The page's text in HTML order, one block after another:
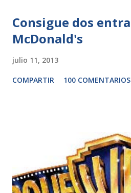
Consigue dos
McDonald's
julio 11, 2013
COMPARTIR 100 COMENTARIOS